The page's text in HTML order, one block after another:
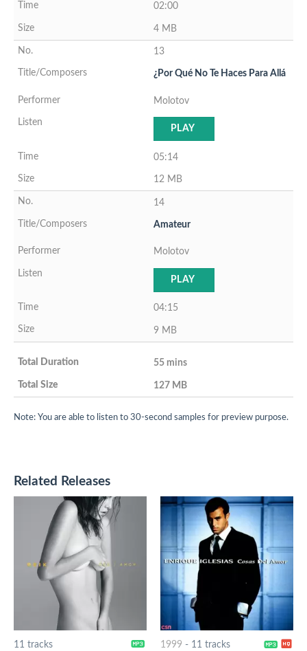
02:00
4 MB
13
¿Por Qué No Te Haces Para Allá
Molotov
PLAY
05:14
12 MB
14
Amateur
Molotov
PLAY
04:15
9 MB
55 mins
127 MB
Note: You are able to listen to 30-second samples for preview purpose.
Related Releases
11 tracks
1999 - 11 tracks